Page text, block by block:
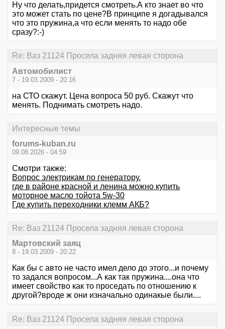
Ну что делать,придется смотреть.А кто знает во что
это может стать по цене?В принципе я догадывался
что это пружина,а что если менять то надо обе
сразу?:-)
Re: Ваз 21124 Просела задняя левая сторона
Автомобилист
7 - 19.03.2009 - 20:16
на СТО скажут. Цена вопроса 50 руб. Скажут что
менять. Поднимать смотреть надо.
Интересные темы
forums-kuban.ru
09.08.2026 - 04:59
Смотри также:
Вопрос электрикам по генератору.
где в районе красной и ленина можно купить
моторное масло тойота 5w-30
Где купить переходники клемм АКБ?
Re: Ваз 21124 Просела задняя левая сторона
Мартовский заяц
8 - 19.03.2009 - 20:22
Как бы с авто не часто имел дело до этого...и почему
то задался вопросом...А как так пружина....она что
имеет свойство как то проседать по отношению к
другой?вроде ж они изначально одинакые были....
Re: Ваз 21124 Просела задняя левая сторона